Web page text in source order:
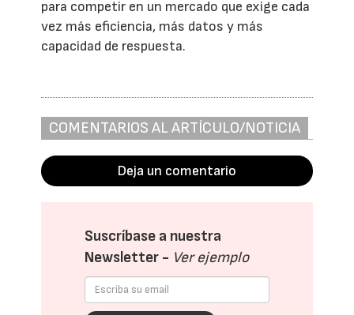
para competir en un mercado que exige cada
vez más eficiencia, más datos y más
capacidad de respuesta.
COMENTARIOS AL ARTÍCULO/NOTICIA
Deja un comentario
Suscríbase a nuestra
Newsletter - Ver ejemplo